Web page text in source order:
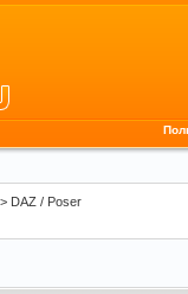
> DAZ / Poser